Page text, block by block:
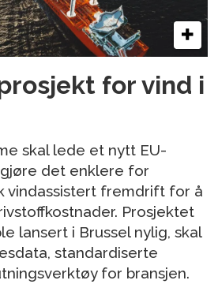
for vind i
skal lede et nytt EU-
det enklere for
vindassistert fremdrift for å
Prosjektet
lansert i Brussel nylig, skal
standardiserte
for bransjen.